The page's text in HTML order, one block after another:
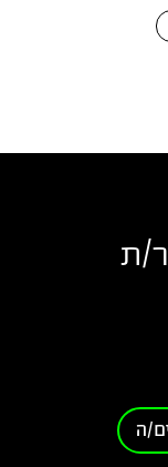
ת
ה